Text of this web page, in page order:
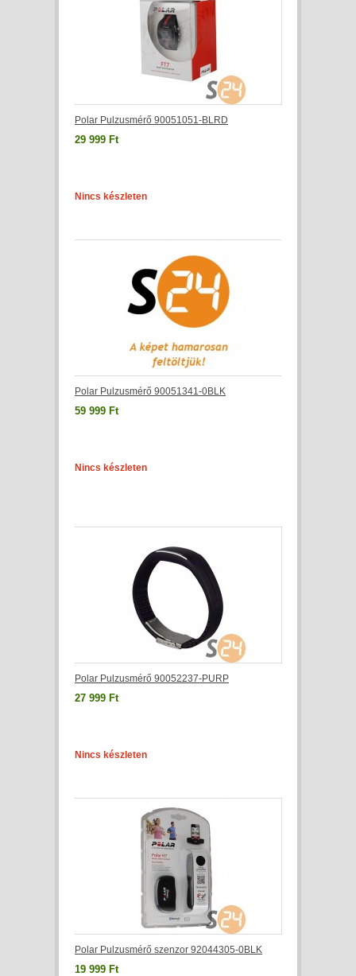
Polar Pulzusmérő 90051051-BLRD
29 999 Ft
Nincs készleten
Polar Pulzusmérő 90051341-0BLK
59 999 Ft
Nincs készleten
Polar Pulzusmérő 90052237-PURP
27 999 Ft
Nincs készleten
Polar Pulzusmérő szenzor 92044305-0BLK
19 999 Ft